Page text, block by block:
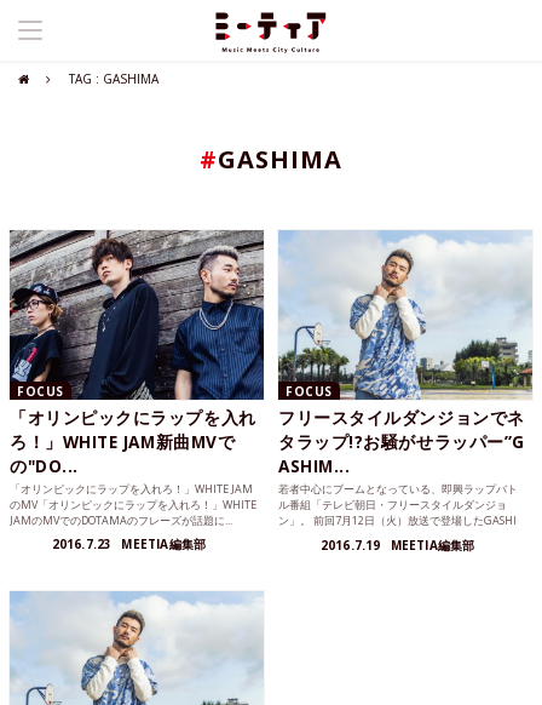
TAG : GASHIMA
#GASHIMA
FOCUS
「オリンピックにラップを入れ
ろ！」WHITE JAM新曲MVで
の"DO...
「オリンピックにラップを入れろ！」WHITE JAM
のMV「オリンピックにラップを入れろ！」WHITE
JAMのMVでのDOTAMAのフレーズが話題に...
2016.7.23 MEETIA編集部
FOCUS
フリースタイルダンジョンでネ
タラップ!?お騒がせラッパー”G
ASHIM...
若者中心にブームとなっている、即興ラップバト
ル番組「テレビ朝日・フリースタイルダンジョ
ン」。 前回7月12日（火）放送で登場したGASHI
2016.7.19 MEETIA編集部